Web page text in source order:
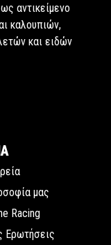
αντικείμενο
καλουπιών,
και ειδών
μας
Racing
Ερωτήσεις